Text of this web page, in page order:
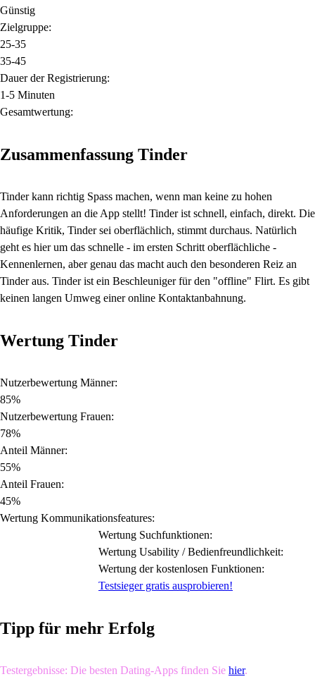
Günstig
Zielgruppe:
25-35
35-45
Dauer der Registrierung:
1-5 Minuten
Gesamtwertung:
Zusammenfassung Tinder
Tinder kann richtig Spass machen, wenn man keine zu hohen
Anforderungen an die App stellt! Tinder ist schnell, einfach, direkt. Die
häufige Kritik, Tinder sei oberflächlich, stimmt durchaus. Natürlich
geht es hier um das schnelle - im ersten Schritt oberflächliche -
Kennenlernen, aber genau das macht auch den besonderen Reiz an
Tinder aus. Tinder ist ein Beschleuniger für den "offline" Flirt. Es gibt
keinen langen Umweg einer online Kontaktanbahnung.
Wertung Tinder
Nutzerbewertung Männer:
85%
Nutzerbewertung Frauen:
78%
Anteil Männer:
55%
Anteil Frauen:
45%
Wertung Kommunikationsfeatures:
Wertung Suchfunktionen:
Wertung Usability / Bedienfreundlichkeit:
Wertung der kostenlosen Funktionen:
Testsieger gratis ausprobieren!
Tipp für mehr Erfolg
Testergebnisse: Die besten Dating-Apps finden Sie hier.